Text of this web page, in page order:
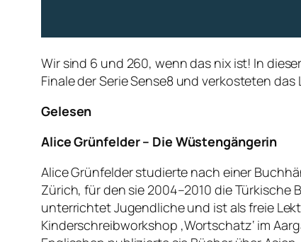
Wir sind 6 und 260, wenn das nix ist! In
Finale der Serie Sense8 und verkosteten das
Gelesen
Alice Grünfelder – Die Wüstengängerin
Alice Grünfelder studierte nach einer
Zürich, für den sie 2004–2010 die Türkische
unterrichtet Jugendliche und ist als freie
Kinderschreibworkshop ‚Wortschatz‘ im